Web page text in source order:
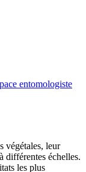
entomologiste
végétales, leur
différentes échelles.
les plus